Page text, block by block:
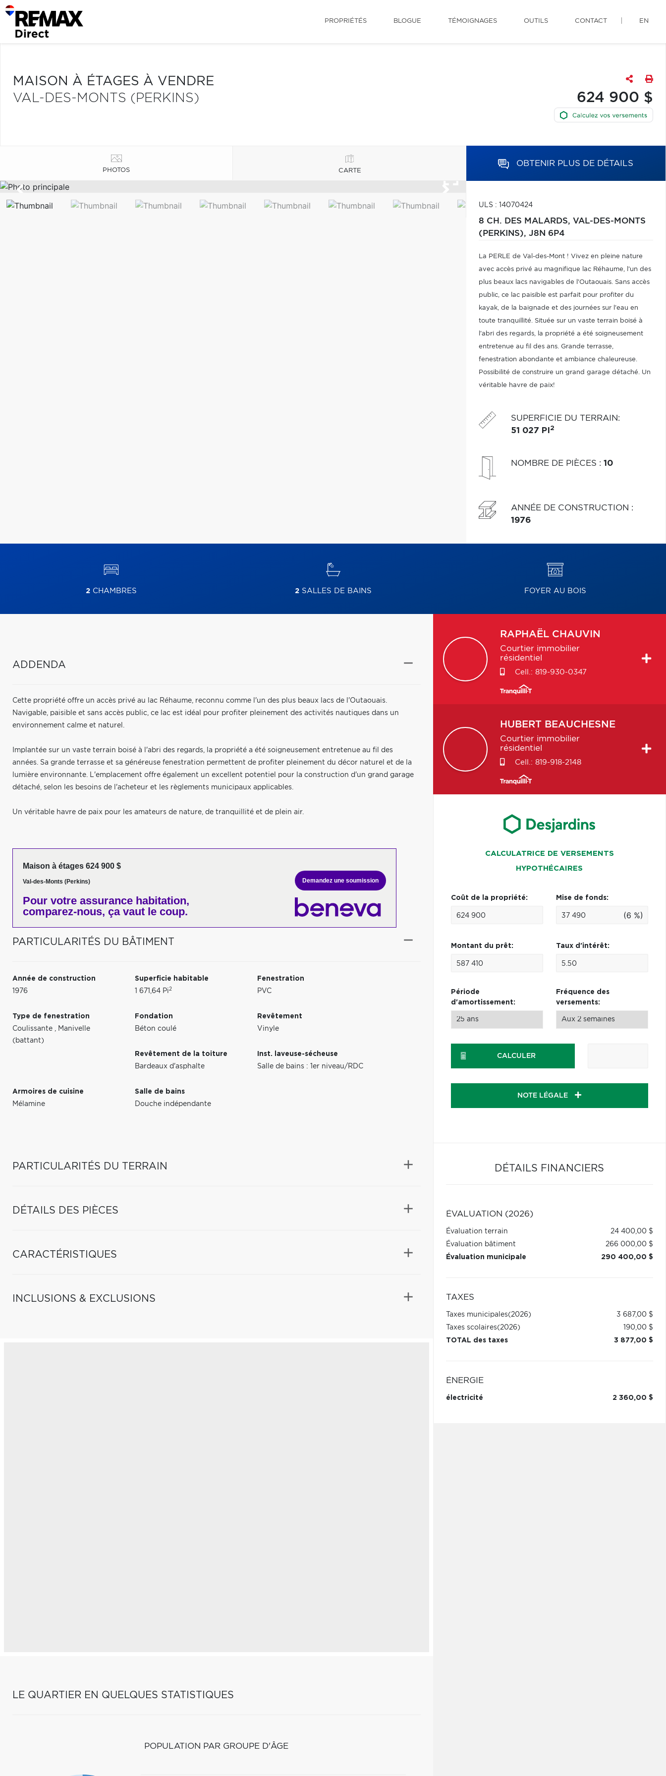
PROPRIÉTÉS BLOGUE TÉMOIGNAGES OUTILS CONTACT EN
MAISON À ÉTAGES À VENDRE
VAL-DES-MONTS (PERKINS)
624 900 $
PHOTOS CARTE
OBTENIR PLUS DE DÉTAILS
ULS : 14070424
8 CH. DES MALARDS, VAL-DES-MONTS
(PERKINS), J8N 6P4
La PERLE de Val-des-Mont ! Vivez en pleine nature
avec accès privé au magnifique lac Réhaume, l'un des
plus beaux lacs navigables de l'Outaouais. Sans accès
public, ce lac paisible est parfait pour profiter du
kayak, de la baignade et des journées sur l'eau en
toute tranquillité. Située sur un vaste terrain boisé à
l'abri des regards, la propriété a été soigneusement
entretenue au fil des ans. Grande terrasse,
fenestration abondante et ambiance chaleureuse.
Possibilité de construire un grand garage détaché. Un
véritable havre de paix!
SUPERFICIE DU TERRAIN:
51 027 PI 2
NOMBRE DE PIÈCES : 10
ANNÉE DE CONSTRUCTION :
1976
2CHAMBRES 2SALLES DE BAINS FOYER AU BOIS
ADDENDA
Cette propriété offre un accès privé au lac Réhaume, reconnu comme l'un des plus beaux lacs de l'Outaouais.
Navigable, paisible et sans accès public, ce lac est idéal pour profiter pleinement des activités nautiques dans un
environnement calme et naturel.
Implantée sur un vaste terrain boisé à l'abri des regards, la propriété a été soigneusement entretenue au fil des
années. Sa grande terrasse et sa généreuse fenestration permettent de profiter pleinement du décor naturel et de la
lumière environnante. L'emplacement offre également un excellent potentiel pour la construction d'un grand garage
détaché, selon les besoins de l'acheteur et les règlements municipaux applicables.
Un véritable havre de paix pour les amateurs de nature, de tranquillité et de plein air.
Maison à étages 624 900 $
Val-des-Monts (Perkins)
Pour votre assurance habitation,
comparez-nous, ça vaut le coup.
Demandez une soumission
PARTICULARITÉS DU BÂTIMENT
Année de construction
1976
Superficie habitable
1 671,64 Pi2
Fenestration
PVC
Type de fenestration
Coulissante , Manivelle
(battant)
Fondation
Béton coulé
Revêtement
Vinyle
Revêtement de la toiture
Bardeaux d'asphalte
Inst. laveuse-sécheuse
Salle de bains : 1er niveau/RDC
Armoires de cuisine
Mélamine
Salle de bains
Douche indépendante
PARTICULARITÉS DU TERRAIN
DÉTAILS DES PIÈCES
CARACTÉRISTIQUES
INCLUSIONS & EXCLUSIONS
LE QUARTIER EN QUELQUES STATISTIQUES
POPULATION PAR GROUPE D'ÂGE
RAPHAËL CHAUVIN
Courtier immobilier
résidentiel
Cell.: 819-930-0347
HUBERT BEAUCHESNE
Courtier immobilier
résidentiel
Cell.: 819-918-2148
CALCULATRICE DE VERSEMENTS
HYPOTHÉCAIRES
Coût de la propriété: Mise de fonds:
(6 %)
Montant du prêt: Taux d'intérêt:
Période
d'amortissement:
Fréquence des
versements:
CALCULER
NOTE LÉGALE
DÉTAILS FINANCIERS
ÉVALUATION (2026)
Évaluation terrain
24 400,00 $
Évaluation bâtiment
266 000,00 $
Évaluation municipale
290 400,00 $
TAXES
Taxes municipales(2026)
3 687,00 $
Taxes scolaires(2026)
190,00 $
TOTAL des taxes
3 877,00 $
ÉNERGIE
électricité 2 360,00 $